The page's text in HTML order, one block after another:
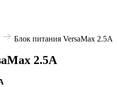
Блок питания VersaMax 2.5А
2.5А